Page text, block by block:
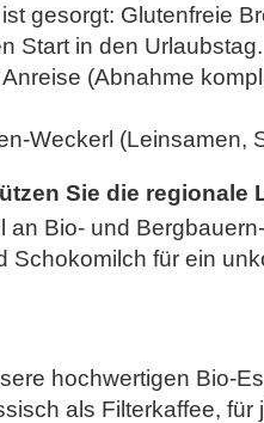
gesorgt: Glutenfreie
Start in den Urlaubstag.
(Abnahme
Weckerl
Sie die regionale
an Bio- und
Schokomilch für ein
hochwertigen Bio-
als Filterkaffee,